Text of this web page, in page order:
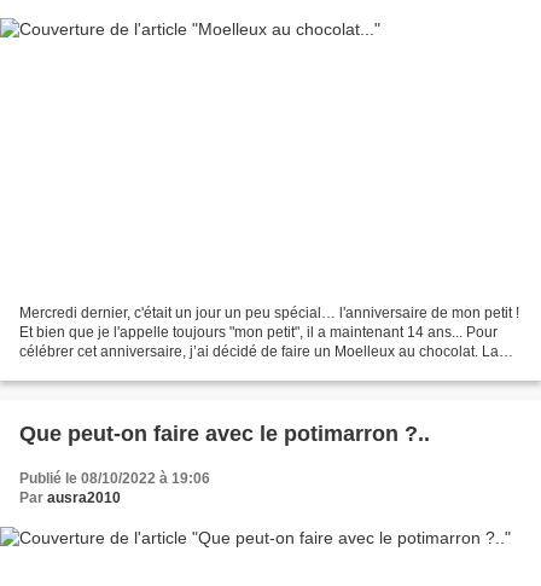
Mercredi dernier, c'était un jour un peu spécial… l'anniversaire de mon petit !
Et bien que je l'appelle toujours "mon petit", il a maintenant 14 ans... Pour
célébrer cet anniversaire, j’ai décidé de faire un Moelleux au chocolat. La
Que peut-on faire avec le potimarron ?..
Publié le 08/10/2022 à 19:06
Par ausra2010